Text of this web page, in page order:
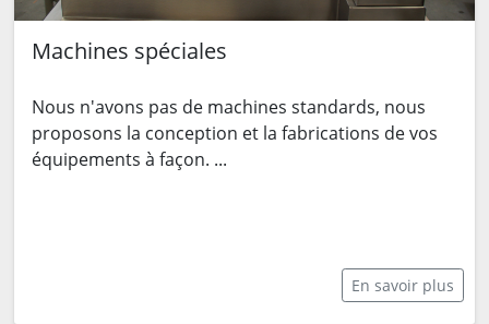
Machines spéciales
Nous n'avons pas de machines standards, nous
proposons la conception et la fabrications de vos
équipements à façon. ...
En savoir plus